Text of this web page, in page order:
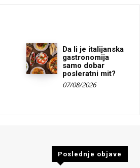
Da li je italijanska
gastronomija
samo dobar
posleratni mit?
07/08/2026
Poslednje objave